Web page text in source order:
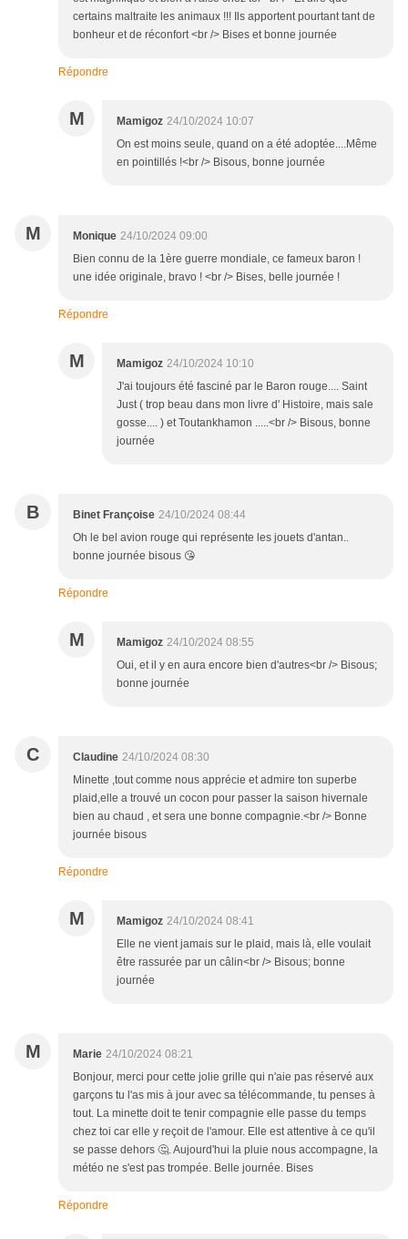
certains maltraite les animaux !!! Ils apportent pourtant tant de
bonheur et de réconfort <br /> Bises et bonne journée
Répondre
M Mamigoz 24/10/2024 10:07
On est moins seule, quand on a été adoptée....Même
en pointillés !<br /> Bisous, bonne journée
M Monique 24/10/2024 09:00
Bien connu de la 1ère guerre mondiale, ce fameux baron !
une idée originale, bravo ! <br /> Bises, belle journée !
Répondre
M Mamigoz 24/10/2024 10:10
J'ai toujours été fasciné par le Baron rouge.... Saint
Just ( trop beau dans mon livre d' Histoire, mais sale
gosse.... ) et Toutankhamon .....<br /> Bisous, bonne
journée
B Binet Françoise 24/10/2024 08:44
Oh le bel avion rouge qui représente les jouets d'antan..
bonne journée bisous 😘
Répondre
M Mamigoz 24/10/2024 08:55
Oui, et il y en aura encore bien d'autres<br /> Bisous;
bonne journée
C Claudine 24/10/2024 08:30
Minette ,tout comme nous apprécie et admire ton superbe
plaid,elle a trouvé un cocon pour passer la saison hivernale
bien au chaud , et sera une bonne compagnie.<br /> Bonne
journée bisous
Répondre
M Mamigoz 24/10/2024 08:41
Elle ne vient jamais sur le plaid, mais là, elle voulait
être rassurée par un câlin<br /> Bisous; bonne
journée
M Marie 24/10/2024 08:21
Bonjour, merci pour cette jolie grille qui n'aie pas réservé aux
garçons tu l'as mis à jour avec sa télécommande, tu penses à
tout. La minette doit te tenir compagnie elle passe du temps
chez toi car elle y reçoit de l'amour. Elle est attentive à ce qu'il
se passe dehors 🤔. Aujourd'hui la pluie nous accompagne, la
météo ne s'est pas trompée. Belle journée. Bises
Répondre